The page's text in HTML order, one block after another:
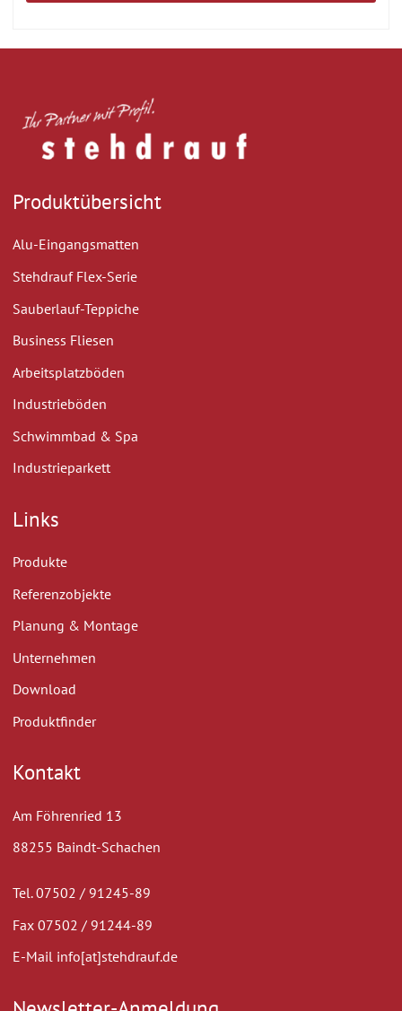
Produktübersicht
Alu-Eingangsmatten
Stehdrauf Flex-Serie
Sauberlauf-Teppiche
Business Fliesen
Arbeitsplatzböden
Industrieböden
Schwimmbad & Spa
Industrieparkett
Links
Produkte
Referenzobjekte
Planung & Montage
Unternehmen
Download
Produktfinder
Kontakt
Am Föhrenried 13
88255 Baindt-Schachen
Tel. 07502 / 91245-89
Fax 07502 / 91244-89
E-Mail info[at]stehdrauf.de